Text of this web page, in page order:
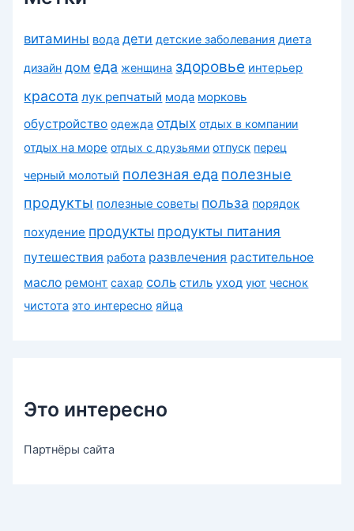
витамины вода дети детские заболевания диета
дизайн дом еда женщина здоровье интерьер
красота лук репчатый мода морковь
обустройство одежда отдых отдых в компании
отдых на море отдых с друзьями отпуск перец
черный молотый полезная еда полезные
продукты полезные советы польза порядок
похудение продукты продукты питания
путешествия работа развлечения растительное
масло ремонт сахар соль стиль уход уют чеснок
чистота это интересно яйца
Это интересно
Партнёры сайта